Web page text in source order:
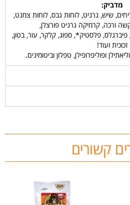
מדביק:
שיש, גרניט, לוחות גבס, לוחות צמנט,
ורכה, קרמיקה גרניט פורצלן,
פיברגלס, פלסטיק*, ספוג, קלקר, עור, בטון,
זכוכית ועוד!
ופוליפרופילן, טפלון וביטומינים.
קשורים